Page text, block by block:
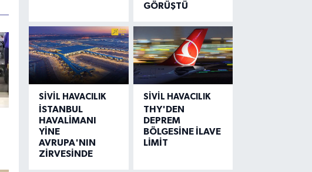
GÖRÜŞTÜ
SIVIL HAVACILIK
İSTANBUL
HAVALİMANI
YİNE
AVRUPA'NIN
ZİRVESİNDE
SIVIL HAVACILIK
THY'DEN
DEPREM
BÖLGESİNE İLAVE
LİMİT